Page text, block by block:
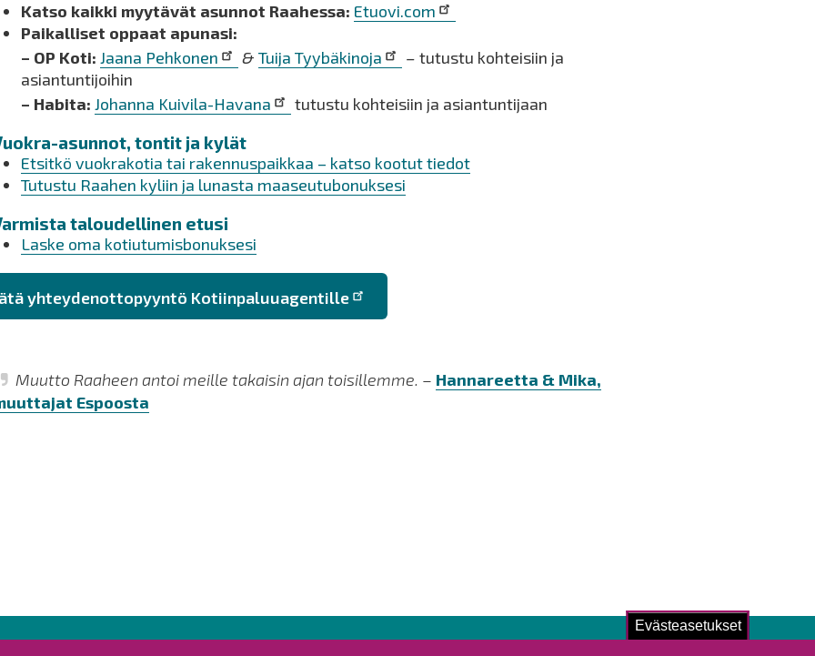
Evästeasetukset
Katso kaikki myytävät asunnot Raahessa: Etuovi.com
Paikalliset oppaat apunasi:
– OP Koti: Jaana Pehkonen & Tuija Tyybäkinoja – tutustu kohteisiin ja
asiantuntijoihin
– Habita: Johanna Kuivila-Havana tutustu kohteisiin ja asiantuntijaan
asunnot, tontit ja kylät
Etsitkö vuokrakotia tai rakennuspaikkaa – katso kootut tiedot
Tutustu Raahen kyliin ja lunasta maaseutubonuksesi
taloudellinen etusi
Laske oma kotiutumisbonuksesi
yhteydenottopyyntö Kotiinpaluuagentille
Muutto Raaheen antoi meille takaisin ajan toisillemme. – Hannareetta & Mika,
Espoosta